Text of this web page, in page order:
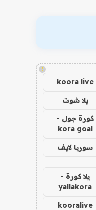
!
koora live
يلا شوت
كورة جول -
kora goal
سوريا لايف
يلا كورة -
yallakora
kooralive